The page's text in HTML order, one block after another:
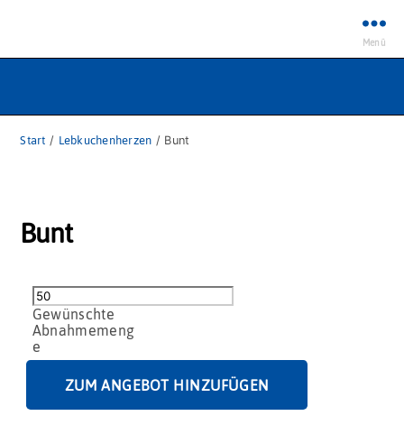
Menü
Start / Lebkuchenherzen / Bunt
Bunt
Bunt
Menge
ZUM ANGEBOT HINZUFÜGEN